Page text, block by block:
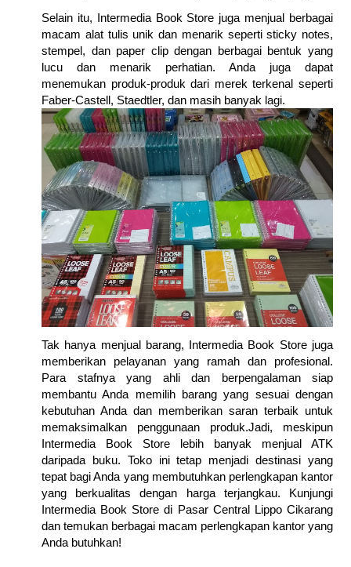
Selain itu, Intermedia Book Store juga menjual berbagai
macam alat tulis unik dan menarik seperti sticky notes,
stempel, dan paper clip dengan berbagai bentuk yang
lucu dan menarik perhatian. Anda juga dapat
menemukan produk-produk dari merek terkenal seperti
Faber-Castell, Staedtler, dan masih banyak lagi.
Tak hanya menjual barang, Intermedia Book Store juga
memberikan pelayanan yang ramah dan profesional.
Para stafnya yang ahli dan berpengalaman siap
membantu Anda memilih barang yang sesuai dengan
kebutuhan Anda dan memberikan saran terbaik untuk
memaksimalkan penggunaan produk.Jadi, meskipun
Intermedia Book Store lebih banyak menjual ATK
daripada buku. Toko ini tetap menjadi destinasi yang
tepat bagi Anda yang membutuhkan perlengkapan kantor
yang berkualitas dengan harga terjangkau. Kunjungi
Intermedia Book Store di Pasar Central Lippo Cikarang
dan temukan berbagai macam perlengkapan kantor yang
Anda butuhkan!